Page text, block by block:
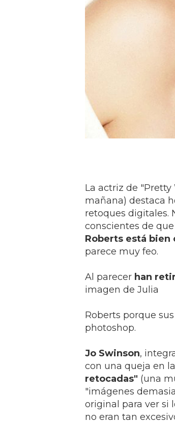
La actriz de
mañana) destaca
retoques digitales.
conscientes de
Roberts está bien
parece muy feo.
Al parecer han
imagen de Julia
Roberts porque
photoshop.
Jo Swinson,
con una queja en
retocadas" (una
"imágenes
original para ver si
no eran tan